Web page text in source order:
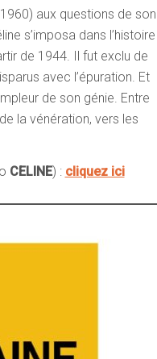
aux questions de son
s’imposa dans l’histoire
de 1944. Il fut exclu de
avec l’épuration. Et
de son génie. Entre
la vénération, vers les
CELINE) : cliquez ici